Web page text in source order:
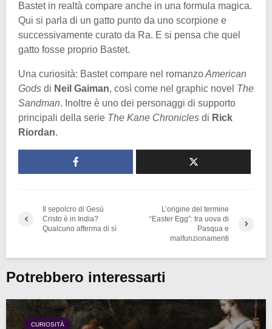
Bastet in realtà compare anche in una formula magica.
Qui si parla di un gatto punto da uno scorpione e
successivamente curato da Ra. E si pensa che quel
gatto fosse proprio Bastet.
Una curiosità: Bastet compare nel romanzoAmerican
Gods di Neil Gaiman, così come nel graphic novel The
Sandman. Inoltre è uno dei personaggi di supporto
principali della serie The Kane Chronicles di Rick
Riordan.
Il sepolcro di Gesù
Cristo è in India?
Qualcuno afferma di sì
L’origine del termine
“Easter Egg”: tra uova di
Pasqua e
malfunzionamenti
Potrebbero interessarti
CURIOSITÀ